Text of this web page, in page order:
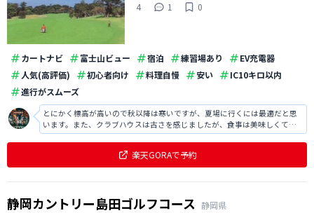
4
1 0
カートナビ 富士山ビュー 宿泊 練習場あり
EV充電器
人気(高評価)
初心者向け 料理自慢 安い
IC10キロ以内
進行がスムーズ
とにかく標高が高いので秋以降は寒いですが、夏場に行くには最適だと思
います。また、クラブハウスは古さを感じましたが、食事は美味しくてス
タッフの方も親切で良かったです。
楽天GORAで予約
静岡カントリー島田ゴルフコース 静岡県